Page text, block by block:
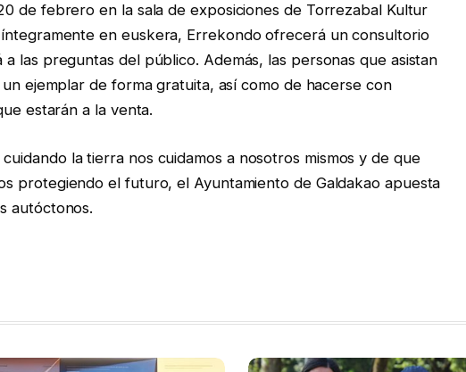
de febrero en la sala de exposiciones de Torrezabal Kultur
en euskera, Errekondo ofrecerá un consultorio
las preguntas del público. Además, las personas que asistan
ejemplar de forma gratuita, así como de hacerse con
estarán a la venta.
la tierra nos cuidamos a nosotros mismos y de que
protegiendo el futuro, el Ayuntamiento de Galdakao apuesta
autóctonos.